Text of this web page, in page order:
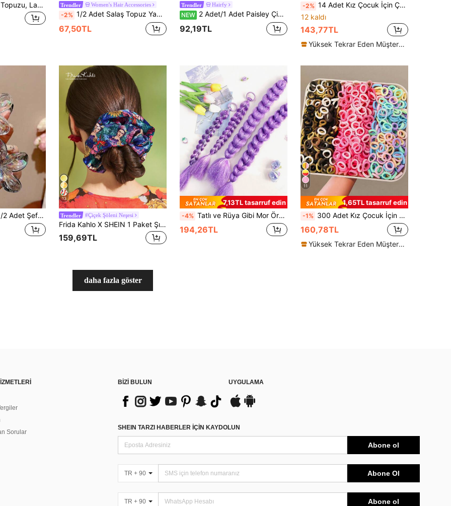
3 İnç Sentetik Saç Topuzu, Lastikli Saç Tokası ile, Kadınlar İçin Klipsli Saç Uzatma At Kuyruğu, Saç İpi Lastik Bant, Güzellik, Ev, Saç Aksesuarları Trendler Women's Hair Accessories
-2% 1/2 Adet Salaş Topuz Yapıcı Metal Saç Çubuğu U Şekilli Saç Tarağı Örgü Aparatı Saç Tokası Saç İğnesi
67,50TL
Trendler Hairfy
NEW 2 Adet/1 Adet Paisley Çiçekli Şeritli Scrunchie Seti, Şeffaf Şifon Fiyonklu Saç Tokası, Kadınlar İçin Zarif Günlük Saç Aksesuarı
92,19TL
-2% 14 Adet Kız Çocuk İçin Çok Renkli Kadife Kumaş Taşlı Kristal Saç Tokası, Saç Aksesuarları, Baş Tokası, Arka Toka, Yan Toka, Timsah Saç Tokası, Günlük Kullanım İçin
12 kaldı
143,77TL
Yüksek Tekrar Eden Müşteriler
Modeli İçin Yazlık Orta Boy Saç Aksesuarı
13
Trendler #Çiçek Şöleni Neşesi
Frida Kahlo X SHEIN 1 Paket Şık Parlak Saten Yumuşak Büyük Beden Büyük Bağırsak Halkası Karikatür Baskılı Saç Bandı, Evde veya Dışarıda Kullanıma Uygun, Yüksek At Kuyruğu İçin
159,69TL
7,13TL tasarruf edin
-4% Tatlı ve Rüya Gibi Mor Örgülü Peruk Tokası, İnce Simli, Toka Tasarımı + Püskül Süslemeli Saç Aksesuarı, Günlük Saç Modelleri, Performanslar, Festivaller, Doğum Günü Kıyafetleri İçin Uygundur
194,26TL
11
1,65TL tasarruf edin
-1% 300 Adet Kız Çocuk İçin Gradyan Pembe Bahar Rengi Kahve Tonlu Sade Temel Saç Tokası Havlu Scrunchie Saç Bandı Zararsız Saç Aksesuarı Saç Lastiği Günlük Kullanım
160,78TL
Yüksek Tekrar Eden Müşteriler
daha fazla göster
Sorular
BİZİ BULUN UYGULAMA
SHEIN TARZI HABERLER IÇIN KAYDOLUN
Abone ol
TR + 90 Abone Ol
TR + 90 Abone ol